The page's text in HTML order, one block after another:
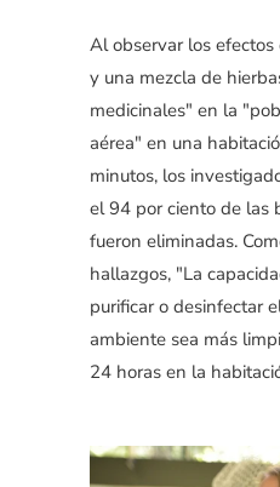
Al observar los
y una mezcla de
medicinales" en la
aérea" en una
minutos, los
el 94 por ciento de las
fueron eliminadas.
hallazgos, "La
purificar o desinfectar
ambiente sea más
24 horas en la